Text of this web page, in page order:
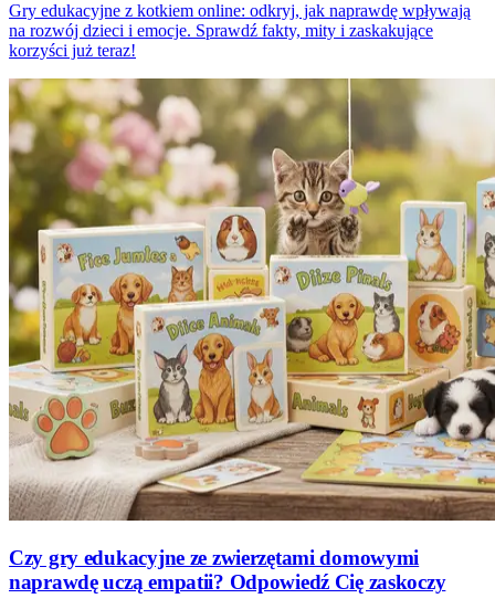
Gry edukacyjne z kotkiem online: odkryj, jak naprawdę wpływają
na rozwój dzieci i emocje. Sprawdź fakty, mity i zaskakujące
korzyści już teraz!
Czy gry edukacyjne ze zwierzętami domowymi
naprawdę uczą empatii? Odpowiedź Cię zaskoczy